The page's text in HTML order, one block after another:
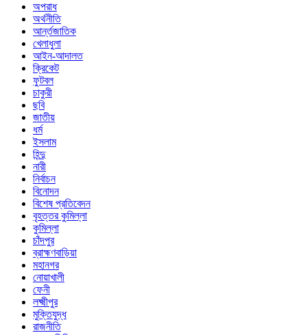
অপরাধ
অর্থনীতি
আর্ন্তজাতিক
খেলাধুলা
আইন-আদালত
ক্রিকেট
ফুটবল
চাকুরী
ছবি
জাতীয়
ধর্ম
ইসলাম
হিন্দু
নারী
নির্বাচন
বিনোদন
বিশেষ প্রতিবেদন
বৃহত্তর কুমিল্লা
কুমিল্লা
চাঁদপুর
ব্রাহ্মণবাড়িয়া
মহানগর
নোয়াখালী
ফেনী
লক্ষ্মীপুর
মুক্তিযুদ্ধ
রাজনীতি